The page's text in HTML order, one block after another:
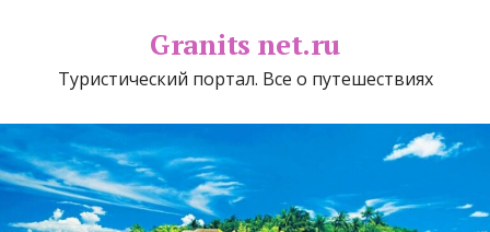
Granits net.ru
Туристический портал. Все о путешествиях